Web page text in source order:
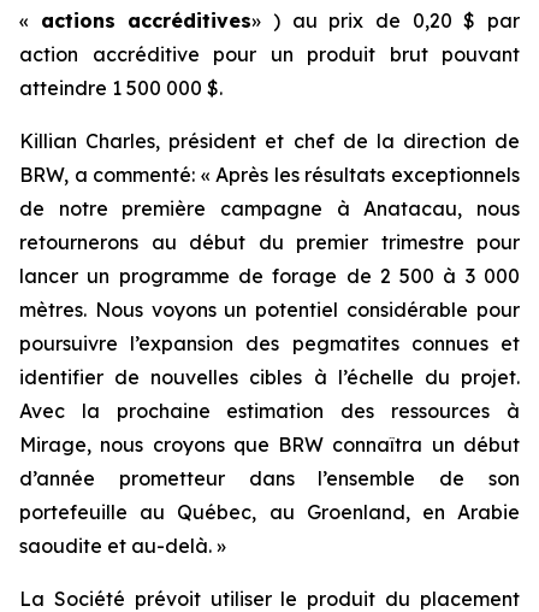
« actions accréditives» ) au prix de 0,20 $ par
action accréditive pour un produit brut pouvant
atteindre 1 500 000 $.
Killian Charles, président et chef de la direction de
BRW, a commenté: « Après les résultats exceptionnels
de notre première campagne à Anatacau, nous
retournerons au début du premier trimestre pour
lancer un programme de forage de 2 500 à 3 000
mètres. Nous voyons un potentiel considérable pour
poursuivre l’expansion des pegmatites connues et
identifier de nouvelles cibles à l’échelle du projet.
Avec la prochaine estimation des ressources à
Mirage, nous croyons que BRW connaîtra un début
d’année prometteur dans l’ensemble de son
portefeuille au Québec, au Groenland, en Arabie
saoudite et au-delà. »
La Société prévoit utiliser le produit du placement